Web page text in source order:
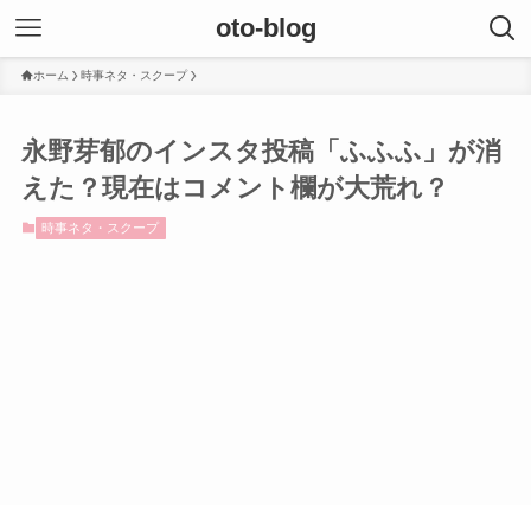
oto-blog
ホーム 時事ネタ・スクープ
永野芽郁のインスタ投稿「ふふふ」が消
えた？現在はコメント欄が大荒れ？
時事ネタ・スクープ